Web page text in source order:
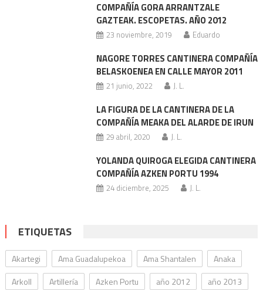
COMPAÑÍA GORA ARRANTZALE
GAZTEAK. ESCOPETAS. AÑO 2012
23 noviembre, 2019 Eduardo
NAGORE TORRES CANTINERA COMPAÑÍA
BELASKOENEA EN CALLE MAYOR 2011
21 junio, 2022 J. L.
LA FIGURA DE LA CANTINERA DE LA
COMPAÑÍA MEAKA DEL ALARDE DE IRUN
29 abril, 2020 J. L.
YOLANDA QUIROGA ELEGIDA CANTINERA
COMPAÑÍA AZKEN PORTU 1994
24 diciembre, 2025 J. L.
ETIQUETAS
Akartegi Ama Guadalupekoa Ama Shantalen
Anaka
Arkoll
Artillería Azken Portu año 2012
año 2013